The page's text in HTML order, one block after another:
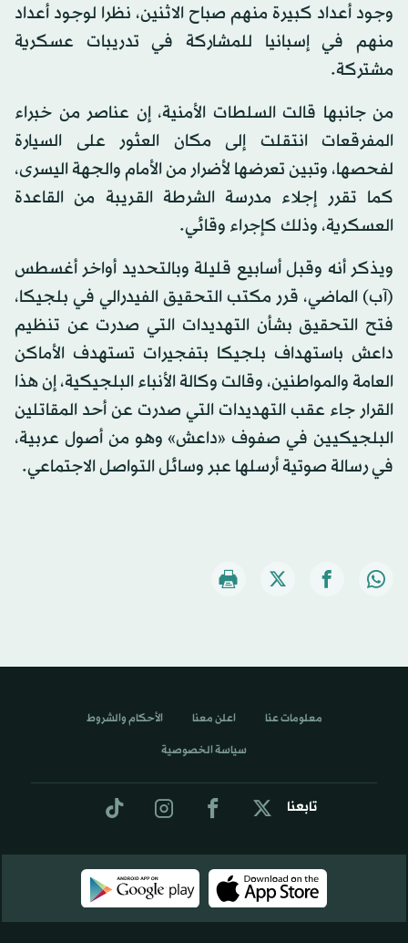
وجود أعداد كبيرة منهم صباح الاثنين، نظرا لوجود أعداد
منهم في إسبانيا للمشاركة في تدريبات عسكرية
مشتركة.
من جانبها قالت السلطات الأمنية، إن عناصر من خبراء
المفرقعات انتقلت إلى مكان العثور على السيارة
لفحصها، وتبين تعرضها لأضرار من الأمام والجهة اليسرى،
كما تقرر إجلاء مدرسة الشرطة القريبة من القاعدة
العسكرية، وذلك كإجراء وقائي.
ويذكر أنه وقبل أسابيع قليلة وبالتحديد أواخر أغسطس
(آب) الماضي، قرر مكتب التحقيق الفيدرالي في بلجيكا،
فتح التحقيق بشأن التهديدات التي صدرت عن تنظيم
داعش باستهداف بلجيكا بتفجيرات تستهدف الأماكن
العامة والمواطنين، وقالت وكالة الأنباء البلجيكية، إن هذا
القرار جاء عقب التهديدات التي صدرت عن أحد المقاتلين
البلجيكيين في صفوف «داعش» وهو من أصول عربية،
في رسالة صوتية أرسلها عبر وسائل التواصل الاجتماعي.
تابعنا
معلومات عنا اعلن معنا الأحكام والشروط
سياسة الخصوصية